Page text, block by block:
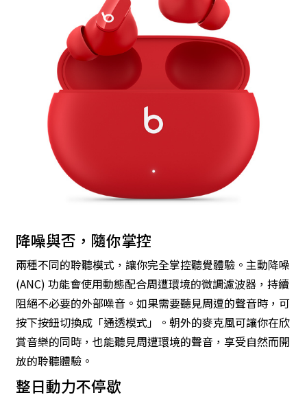
降噪與否，隨你掌控
兩種不同的聆聽模式，讓你完全掌控聽覺體驗。主動降噪
(ANC) 功能會使用動態配合周遭環境的微調濾波器，持續
阻絕不必要的外部噪音。如果需要聽見周遭的聲音時，可
按下按鈕切換成「通透模式」。朝外的麥克風可讓你在欣
賞音樂的同時，也能聽見周遭環境的聲音，享受自然而開
放的聆聽體驗。
整日動力不停歇